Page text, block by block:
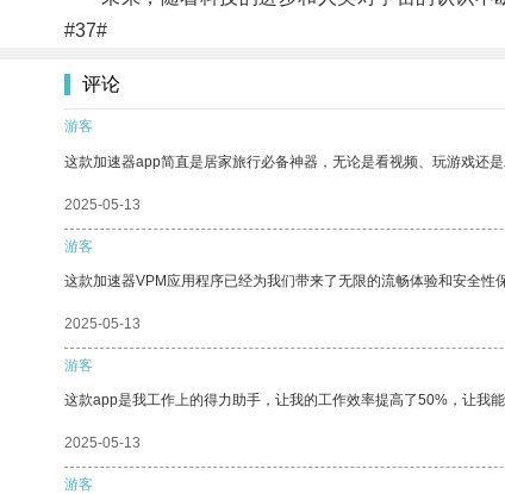
#37#
评论
游客
这款加速器app简直是居家旅行必备神器，无论是看视频、玩游戏还
2025-05-13
游客
这款加速器VPM应用程序已经为我们带来了无限的流畅体验和安全性保
2025-05-13
游客
这款app是我工作上的得力助手，让我的工作效率提高了50%，让我能
2025-05-13
游客